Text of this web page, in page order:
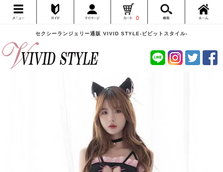
セクシーランジェリー通販 VIVID STYLE-ビビットスタイル-
0